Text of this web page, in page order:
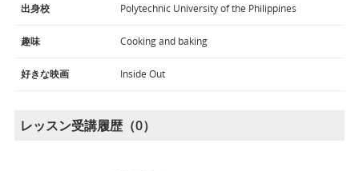
出身校 Polytechnic University of the Philippines
趣味 Cooking and baking
好きな映画 Inside Out
レッスン受講履歴（0）